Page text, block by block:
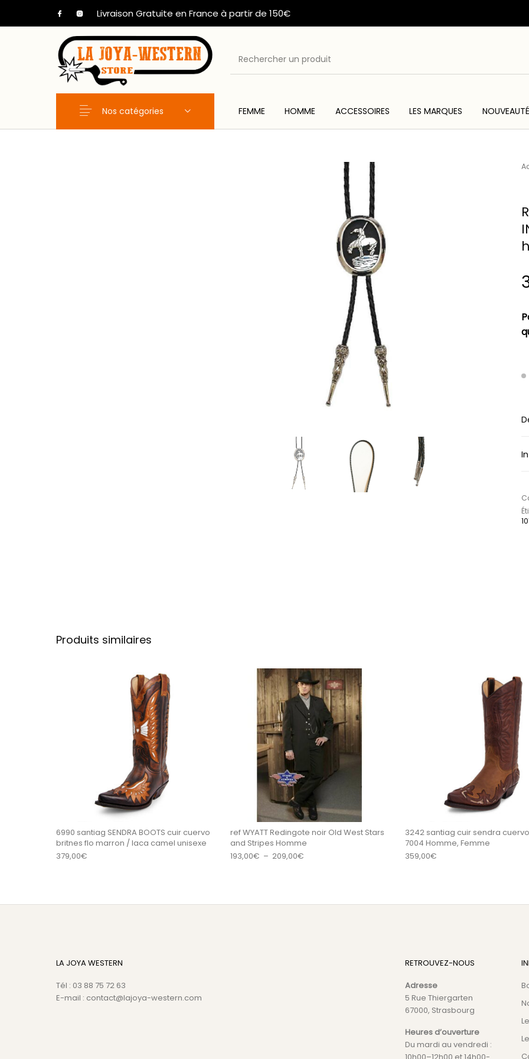
Livraison Gratuite en France à partir de 150€
FEMME HOMME ACCESSOIRES LES MARQUES
Nos catégories
Produits similaires
6990 santiag SENDRA BOOTS cuir cuervo
britnes flo marron / laca camel unisexe
379,00€
Ce produit a plusieurs variations. Les options peuvent être
ref WYATT Redingote noir Old West Stars
and Stripes Homme
193,00€ – 209,00€ Plage de prix : 193,00€ à 209,00€
Ce produit a plusieurs
3242 santiag cuir sendra
7004 Homme, Femme
359,00€
LA JOYA WESTERN
Tél : 03 88 75 72 63
E-mail : contact@lajoya-western.com
RETROUVEZ-NOUS
Adresse
5 Rue Thiergarten
67000, Strasbourg
Heures d’ouverture
Du mardi au vendredi :
10h00–12h00 et 14h00-